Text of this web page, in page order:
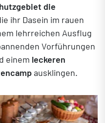
die
ihr Dasein im rauen
lehrreichen Ausflug
Vorführungen
einem leckeren
ausklingen.